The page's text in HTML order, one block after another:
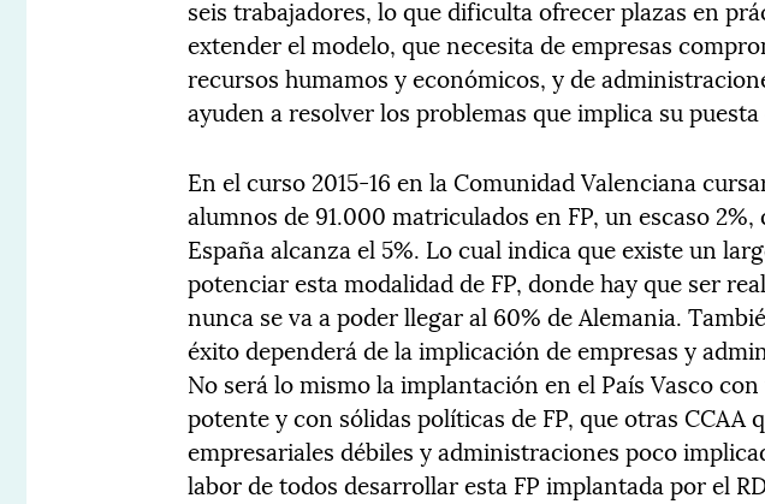
seis trabajadores, lo que dificulta ofrecer plazas en
extender el modelo, que necesita de empresas
recursos humamos y económicos, y de
ayuden a resolver los problemas que implica su
En el curso 2015-16 en la Comunidad Valenciana
alumnos de 91.000 matriculados en FP, un escaso 2%,
España alcanza el 5%. Lo cual indica que existe un
potenciar esta modalidad de FP, donde hay que ser
nunca se va a poder llegar al 60% de Alemania.
éxito dependerá de la implicación de empresas y
No será lo mismo la implantación en el País Vasco
potente y con sólidas políticas de FP, que otras CCAA
empresariales débiles y administraciones poco
labor de todos desarrollar esta FP implantada por el